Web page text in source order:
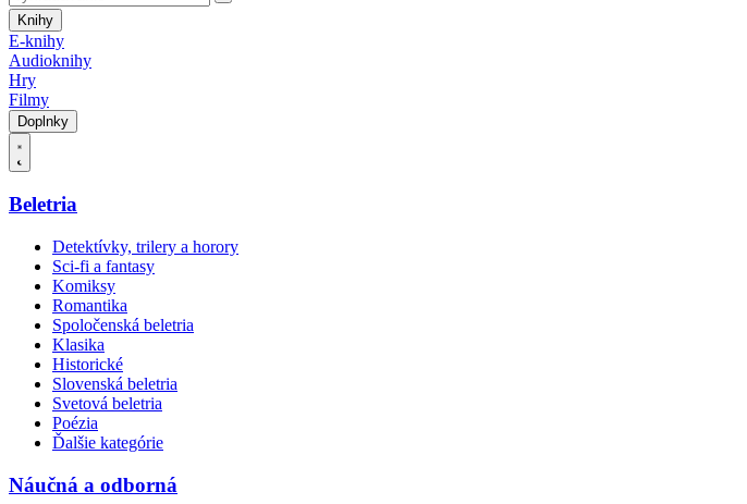
Knihy
E-knihy
Audioknihy
Hry
Filmy
Doplnky
Beletria
Detektívky, trilery a horory
Sci-fi a fantasy
Komiksy
Romantika
Spoločenská beletria
Klasika
Historické
Slovenská beletria
Svetová beletria
Poézia
Ďalšie kategórie
Náučná a odborná